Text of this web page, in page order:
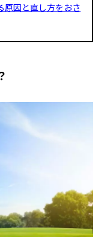
原因と直し方をおさ